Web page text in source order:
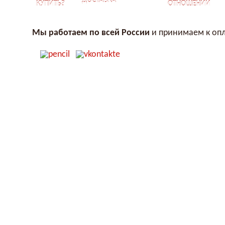
КУПИТЬ?
ОТНОШЕНИЙ
Мы работаем по всей России и принимаем к